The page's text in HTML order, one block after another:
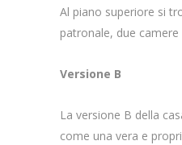
Al piano superiore si
patronale, due
Versione B
La versione B della
come una vera e